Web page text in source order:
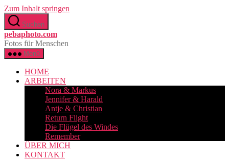
Zum Inhalt springen
Suchen
pebaphoto.com
Fotos für Menschen
Menü
HOME
ARBEITEN
Nora & Markus
Jennifer & Harald
Antje & Christian
Return Flight
Die Flügel des Windes
Remember
ÜBER MICH
KONTAKT